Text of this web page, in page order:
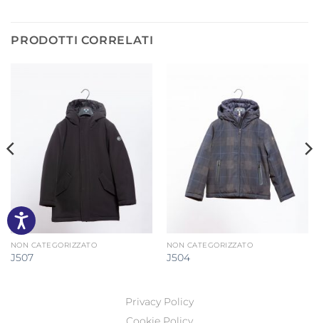
PRODOTTI CORRELATI
NON CATEGORIZZATO
J507
NON CATEGORIZZATO
J504
Privacy Policy